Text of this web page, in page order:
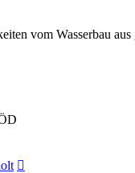
vom Wasserbau aus